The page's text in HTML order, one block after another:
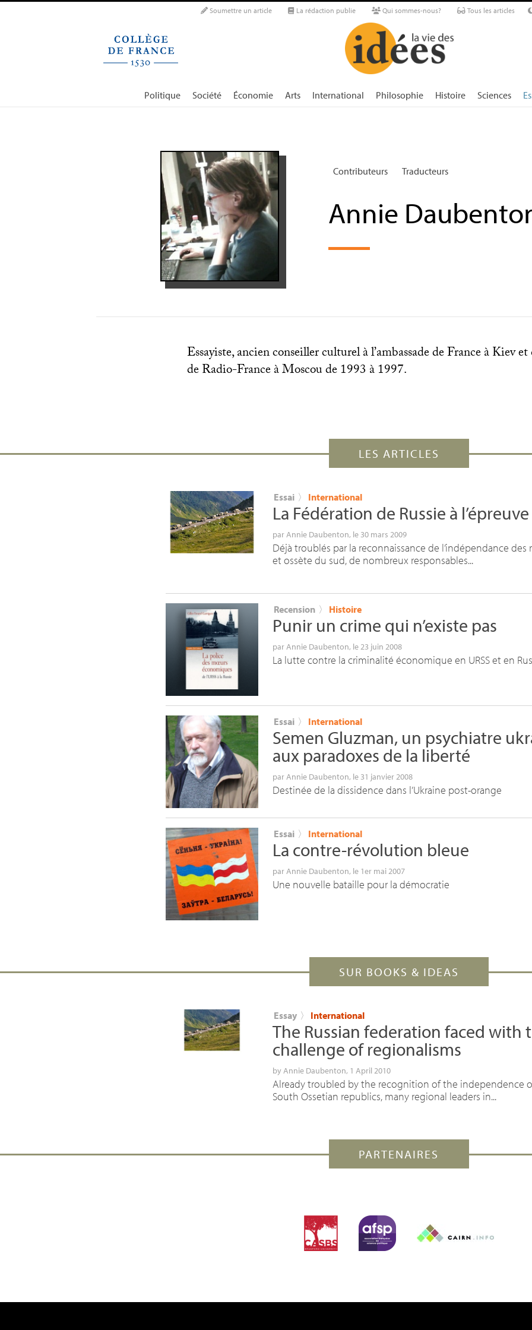
Soumettre un article La rédaction publie Qui sommes-nous? Tous les articles
Politique Société Économie Arts International Philosophie Histoire Sciences
Contributeurs Traducteurs
Annie
Essayiste, ancien conseiller culturel à l’ambassade de France à Kiev
de Radio-France à Moscou de 1993 à 1997.
LES ARTICLES
Essai 〉 International
La Fédération de Russie à
parAnnie Daubenton, le 30 mars 2009
Déjà troublés par la reconnaissance de l’indépendance
et ossète du sud, de nombreux responsables...
Recension 〉 Histoire
Punir un crime qui n’existe pas
parAnnie Daubenton, le 23 juin 2008
La lutte contre la criminalité économique en URSSet en
Essai 〉 International
Semen Gluzman, un psychiatre
aux paradoxes de la liberté
parAnnie Daubenton, le 31 janvier 2008
Destinée de la dissidence dans l’Ukraine post-orange
Essai 〉 International
La contre-révolution bleue
parAnnie Daubenton, le 1er mai 2007
Une nouvelle bataille pour la démocratie
SUR BOOKS & IDEAS
Essay 〉 International
The Russian federation faced with
challenge of regionalisms
byAnnie Daubenton, 1 April 2010
Already troubled by the recognition of the independence
South Ossetian republics, many regional leaders in...
PARTENAIRES